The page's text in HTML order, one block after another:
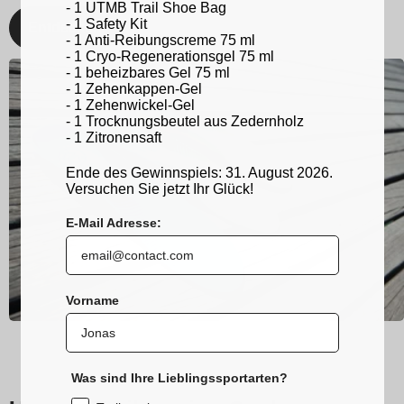
Entdecken
- 1 UTMB Trail Shoe Bag
- 1 Safety Kit
- 1 Anti-Reibungscreme 75 ml
- 1 Cryo-Regenerationsgel 75 ml
- 1 beheizbares Gel 75 ml
- 1 Zehenkappen-Gel
- 1 Zehenwickel-Gel
- 1 Trocknungsbeutel aus Zedernholz
- 1 Zitronensaft
Ende des Gewinnspiels: 31. August 2026.
Versuchen Sie jetzt Ihr Glück!
E-Mail Adresse:
Vorname
Was sind Ihre Lieblingssportarten?